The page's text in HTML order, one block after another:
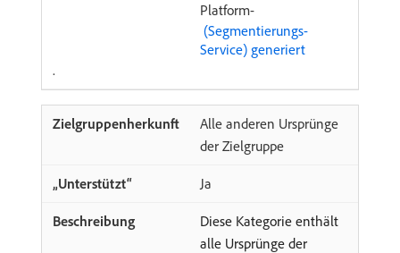
Platform-
​ (Segmentierungs-
Service) generiert ​
.
Alle anderen Ursprünge
der Zielgruppe
Ja
Diese Kategorie enthält
alle Ursprünge der